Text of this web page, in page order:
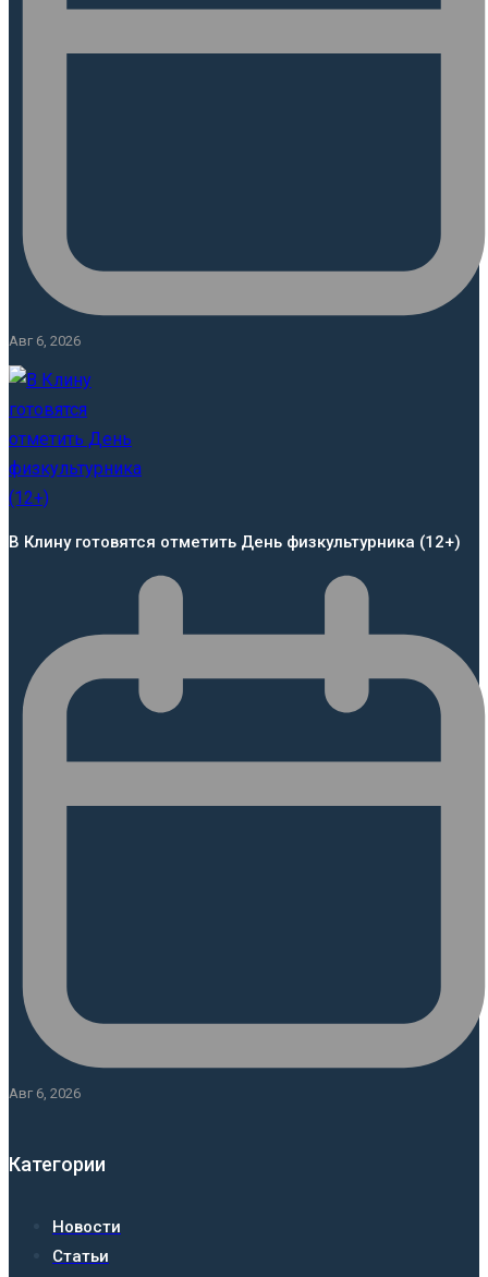
Авг 6, 2026
В Клину готовятся отметить День физкультурника (12+)
Авг 6, 2026
Категории
Новости
Статьи